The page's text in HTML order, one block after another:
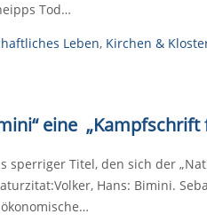
Tod…
Leben, Kirchen &
eine „Kampfschrift
sperriger Titel, den sich der
Hans: Bimini.